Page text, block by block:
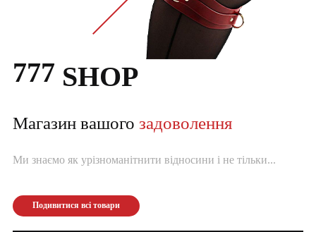
777 SHOP
Магазин вашого задоволення
Ми знаємо як урізноманітнити відносини і не тільки...
Подивитися всі товари